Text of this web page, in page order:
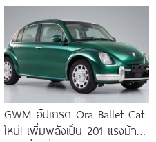
GWM อัปเกรด Ora Ballet Cat
ใหม่! เพิ่มพลังเป็น 201 แรงม้า